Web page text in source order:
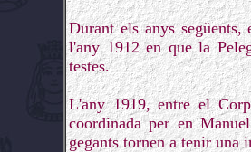
Durant els anys següents,
l'any 1912 en que la
testes.
L'any 1919, entre el
coordinada per en
gegants tornen a tenir una